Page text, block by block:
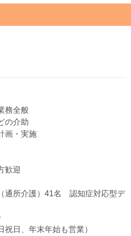
務全般
の介助
画・実施
歓迎
通所介護）41名 認知症対応型デ
日、年末年始も営業）